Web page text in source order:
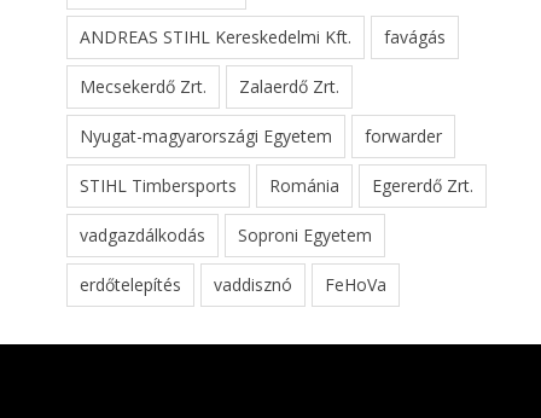
ANDREAS STIHL Kereskedelmi Kft. favágás
Mecsekerdő Zrt. Zalaerdő Zrt.
Nyugat-magyarországi Egyetem forwarder
STIHL Timbersports Románia Egererdő Zrt.
vadgazdálkodás Soproni Egyetem
erdőtelepítés vaddisznó FeHoVa